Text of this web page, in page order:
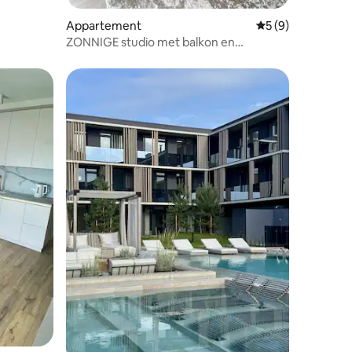
Appartement Gemiddelde
5 (9)
ZONNIGE studio met balkon en